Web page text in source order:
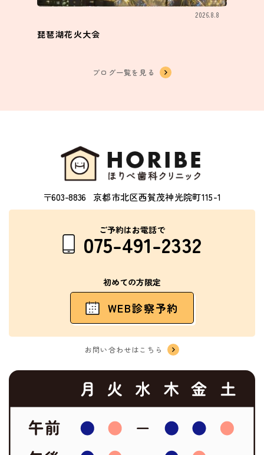
2026.8.8
琵琶湖花火大会
ブログ一覧を見る
〒603-8836 京都市北区西賀茂神光院町115-1
ご予約はお電話で
075-491-2332
初めての方限定
WEB診察予約
お問い合わせはこちら